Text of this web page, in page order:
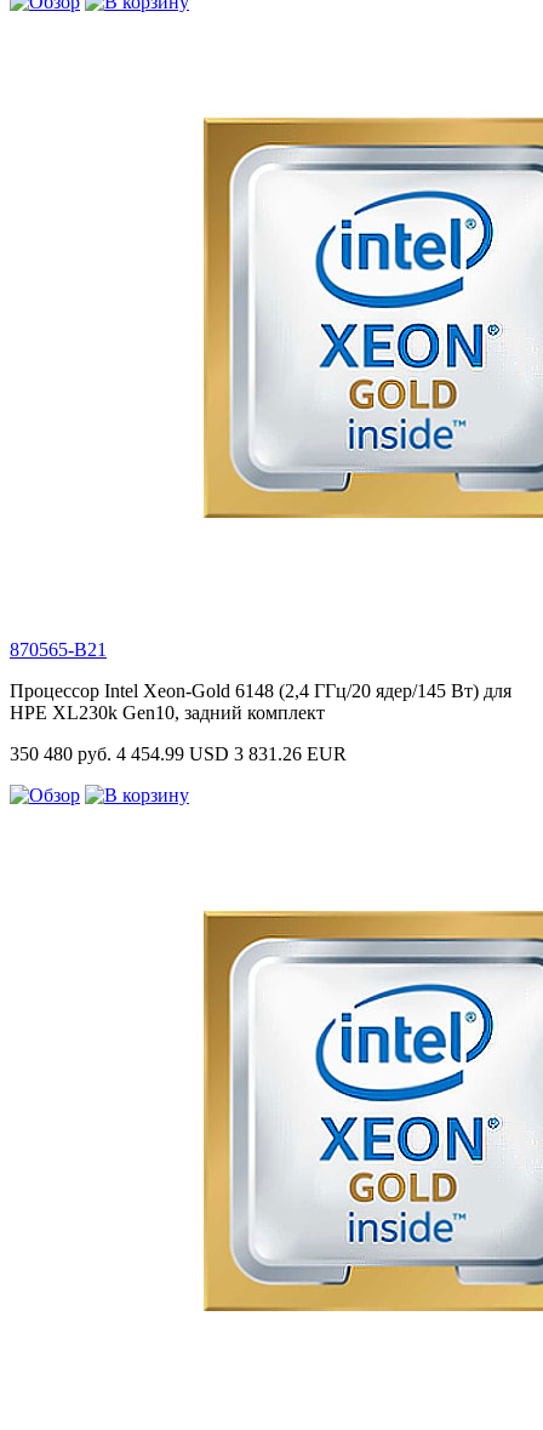
870565-B21
Процессор Intel Xeon-Gold 6148 (2,4 ГГц/20 ядер/145 Вт) для
HPE XL230k Gen10, задний комплект
350 480 руб. 4 454.99 USD 3 831.26 EUR